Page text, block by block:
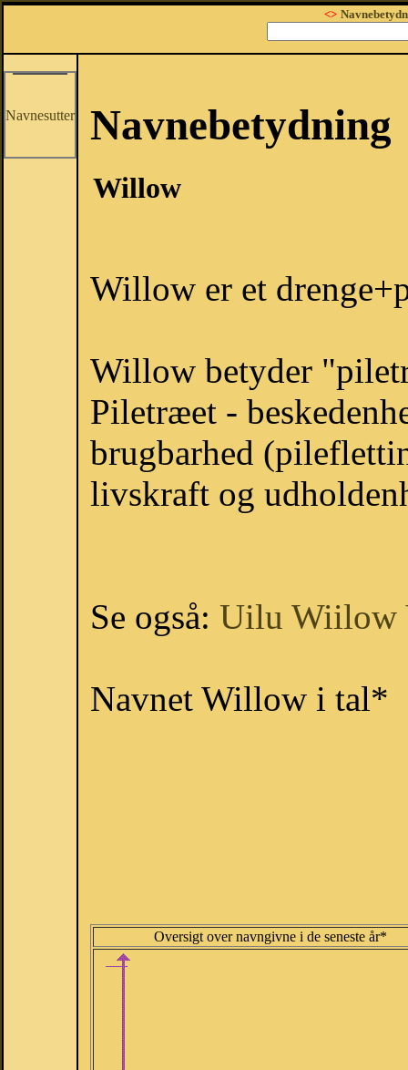
<>
Navnesutter Navnebetydning
Willow
Willow er et
Willow betyder
Piletræet -
brugbarhed
livskraft og
Se også: Uilu Wiilow
Navnet Willow i tal*
Oversigt over navngivne i de seneste år*